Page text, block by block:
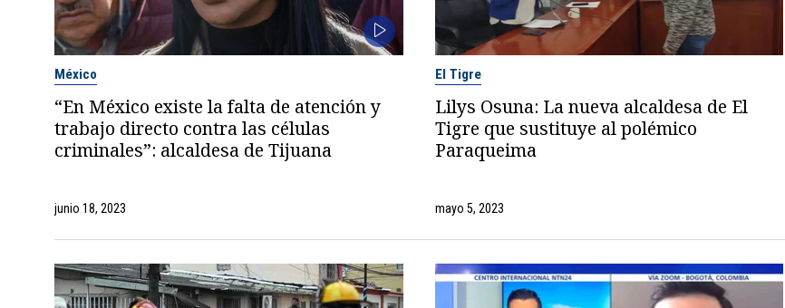
México
“En México existe la falta de atención y
trabajo directo contra las células
criminales”: alcaldesa de Tijuana
junio 18, 2023
El Tigre
Lilys Osuna: La nueva alcaldesa de El
Tigre que sustituye al polémico
Paraqueima
mayo 5, 2023